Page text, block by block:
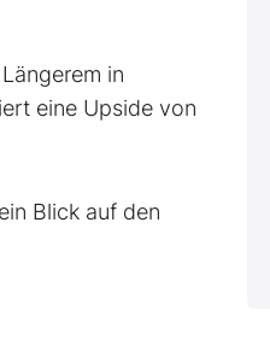
in
eine Upside von
Blick auf den